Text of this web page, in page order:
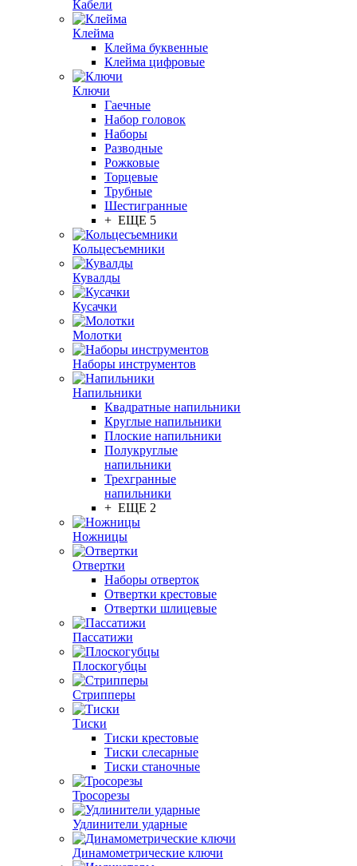
Кабели
Клейма
Клейма буквенные
Клейма цифровые
Ключи
Гаечные
Набор головок
Наборы
Разводные
Рожковые
Торцевые
Трубные
Шестигранные
+ ЕЩЕ 5
Кольцесъемники
Кувалды
Кусачки
Молотки
Наборы инструментов
Напильники
Квадратные напильники
Круглые напильники
Плоские напильники
Полукруглые
напильники
Трехгранные
напильники
+ ЕЩЕ 2
Ножницы
Отвертки
Наборы отверток
Отвертки крестовые
Отвертки шлицевые
Пассатижи
Плоскогубцы
Стрипперы
Тиски
Тиски крестовые
Тиски слесарные
Тиски станочные
Тросорезы
Удлинители ударные
Динамометрические ключи